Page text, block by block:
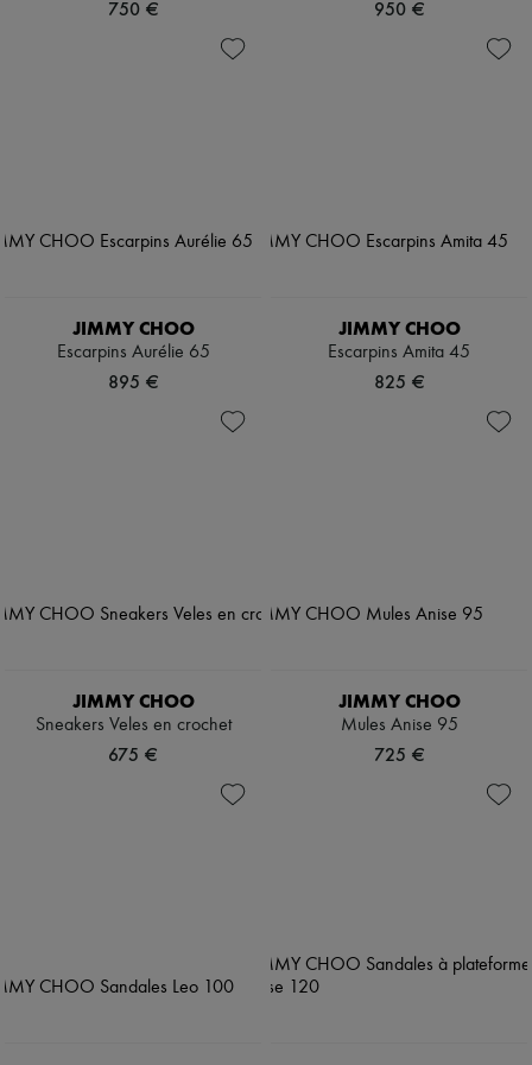
750 € 950 €
JIMMY CHOO
Escarpins Aurélie 65
895 €
JIMMY CHOO
Escarpins Amita 45
825 €
JIMMY CHOO
Sneakers Veles en crochet
675 €
JIMMY CHOO
Mules Anise 95
725 €